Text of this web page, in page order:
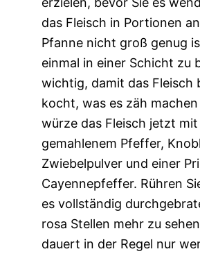
das Fleisch in Portionen
Pfanne nicht groß genug
einmal in einer Schicht zu
wichtig, damit das Fleisch
kocht, was es zäh
würze das Fleisch jetzt
gemahlenem Pfeffer,
Zwiebelpulver und einer
Cayennepfeffer. Rühren
es vollständig
rosa Stellen mehr zu
dauert in der Regel nur